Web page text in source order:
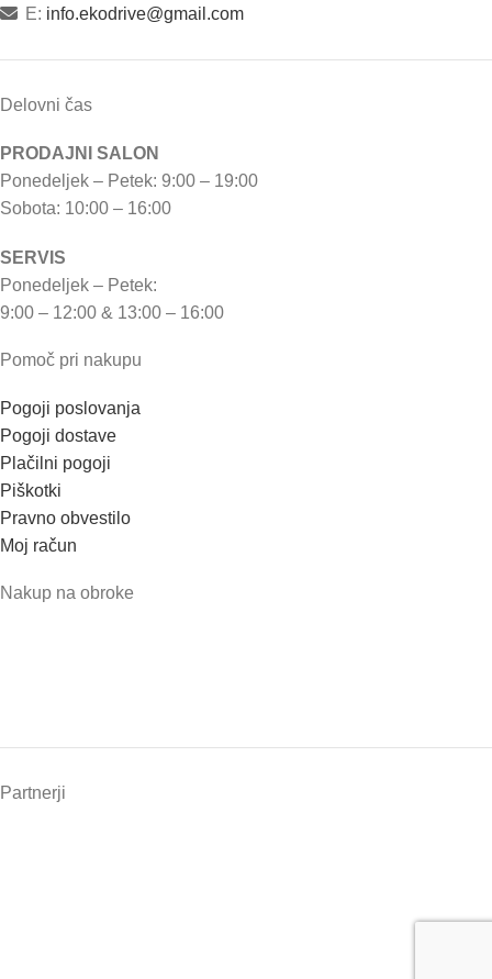
E: info.ekodrive@gmail.com
Delovni čas
PRODAJNI SALON
Ponedeljek – Petek: 9:00 – 19:00
Sobota: 10:00 – 16:00
SERVIS
Ponedeljek – Petek:
9:00 – 12:00 & 13:00 – 16:00
Pomoč pri nakupu
Pogoji poslovanja
Pogoji dostave
Plačilni pogoji
Piškotki
Pravno obvestilo
Moj račun
Nakup na obroke
Partnerji